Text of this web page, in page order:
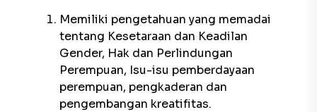
Memiliki pengetahuan yang memadai
tentang Kesetaraan dan Keadilan
Gender, Hak dan Perlindungan
Perempuan, Isu-isu pemberdayaan
perempuan, pengkaderan dan
pengembangan kreatifitas.